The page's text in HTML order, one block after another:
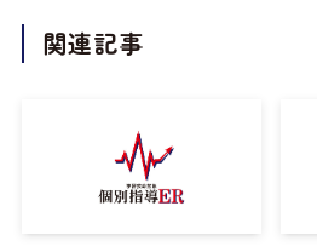
関連記事